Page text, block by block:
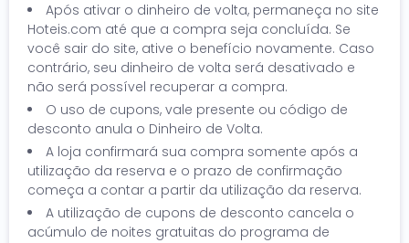
Após ativar o dinheiro de volta, permaneça no site
Hoteis.com até que a compra seja concluída. Se
você sair do site, ative o benefício novamente. Caso
contrário, seu dinheiro de volta será desativado e
não será possível recuperar a compra.
O uso de cupons, vale presente ou código de
desconto anula o Dinheiro de Volta.
A loja confirmará sua compra somente após a
utilização da reserva e o prazo de confirmação
começa a contar a partir da utilização da reserva.
A utilização de cupons de desconto cancela o
acúmulo de noites gratuitas do programa de